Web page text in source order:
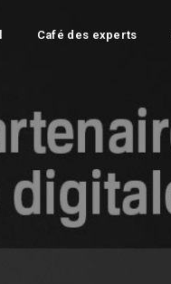
Café des experts